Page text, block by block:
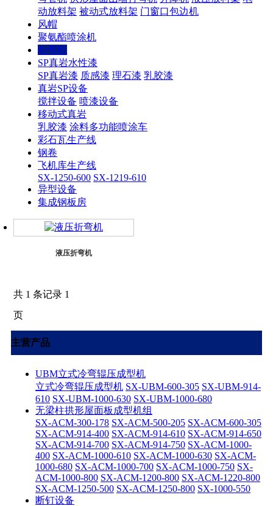
动放料架 被动式放料架 门窗口包边机
风帽
聚氨酯喷涂机
折弯机
SP真岩水性漆
SP真岩漆 质感漆 理石漆 乳胶漆
真岩SP设备
搅拌设备 喷漆设备
移动式真岩
乳胶漆 涂料多功能喷涂车
彩石瓦生产线
钢卷
飞机库生产线
SX-1250-600 SX-1219-610
异型设备
集成钢板房
液压折弯机
共 1 条记录 1
页
主营产品
UBM立式冷弯辊压成型机
立式冷弯辊压成型机 SX-UBM-600-305 SX-UBM-914-
610 SX-UBM-1000-630 SX-UBM-1000-680
无梁柱拱形屋面板成型机组
SX-ACM-300-178 SX-ACM-500-205 SX-ACM-600-305
SX-ACM-914-400 SX-ACM-914-610 SX-ACM-914-650
SX-ACM-914-700 SX-ACM-914-750 SX-ACM-1000-
400 SX-ACM-1000-610 SX-ACM-1000-630 SX-ACM-
1000-680 SX-ACM-1000-700 SX-ACM-1000-750 SX-
ACM-1000-800 SX-ACM-1200-800 SX-ACM-1220-800
SX-ACM-1250-500 SX-ACM-1250-800 SX-1000-550
断钉设备